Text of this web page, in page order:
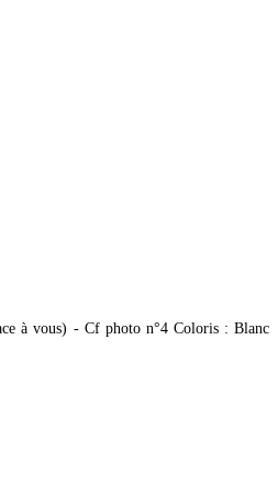
à vous) - Cf photo n°4 Coloris : Blanc